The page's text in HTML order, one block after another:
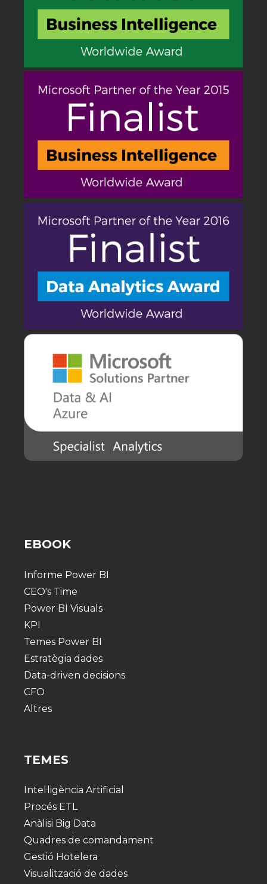
EBOOK
Informe Power BI
CEO's Time
Power BI Visuals
KPI
Temes Power BI
Estratègia dades
Data-driven decisions
CFO
Altres
TEMES
Intel·ligència Artificial
Procés ETL
Anàlisi Big Data
Quadres de comandament
Gestió Hotelera
Visualització de dades